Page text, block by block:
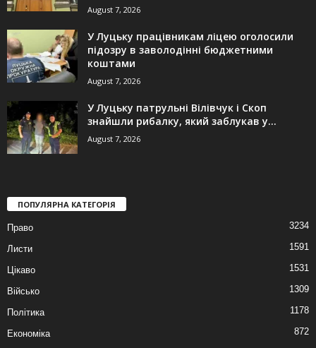
August 7, 2026
У Луцьку працівникам ліцею оголосили
підозру в заволодінні бюджетними
коштами
August 7, 2026
У Луцьку патрульні Вілівчук і Скоп
знайшли рибалку, який заблукав у...
August 7, 2026
ПОПУЛЯРНА КАТЕГОРІЯ
Право 3234
Листи 1591
Цікаво 1531
Військо 1309
Політика 1178
Економіка
872